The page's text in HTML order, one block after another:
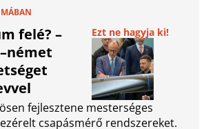
felé? –
Ezt ne hagyja ki!
fejlesztene mesterséges
csapásmérő rendszereket.